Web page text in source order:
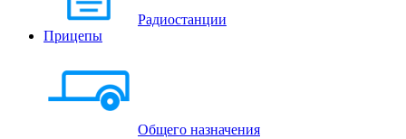
Радиостанции
Прицепы
Общего назначения